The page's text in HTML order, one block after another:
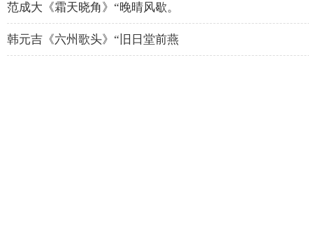
范成大《霜天晓角》“晚晴风歇。
韩元吉《六州歌头》“旧日堂前燕